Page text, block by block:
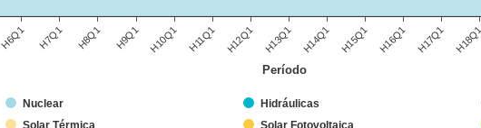
Período
Nuclear Hidráulicas
Solar Térmica Solar Fotovoltaica
H6Q1 H7Q1 H8Q1 H9Q1 H10Q1 H11Q1 H12Q1 H13Q1 H14Q1 H15Q1 H16Q1 H17Q1 H18Q1